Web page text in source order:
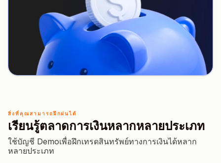
สิ่งที่คุณสามารถฝึกฝนได้
เรียนรู้ตลาดการเงินหลากหลายประเภท
ใช้บัญชี Demoเพื่อฝึกเทรดสินทรัพย์ทางการเงินได้หลาก
หลายประเภท